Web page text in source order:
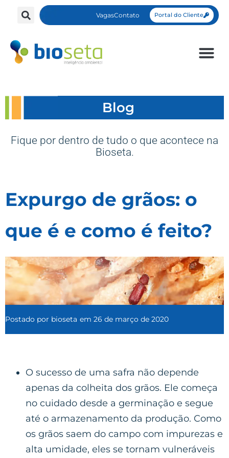
VagasContato Portal do Cliente
Blog
Fique por dentro de tudo o que acontece na
Bioseta.
Expurgo de grãos: o
que é e como é feito?
Postado por bioseta em 26 de março de 2020
O sucesso de uma safra não depende
apenas da colheita dos grãos. Ele começa
no cuidado desde a germinação e segue
até o armazenamento da produção. Como
os grãos saem do campo com impurezas e
alta umidade, eles se tornam vulneráveis